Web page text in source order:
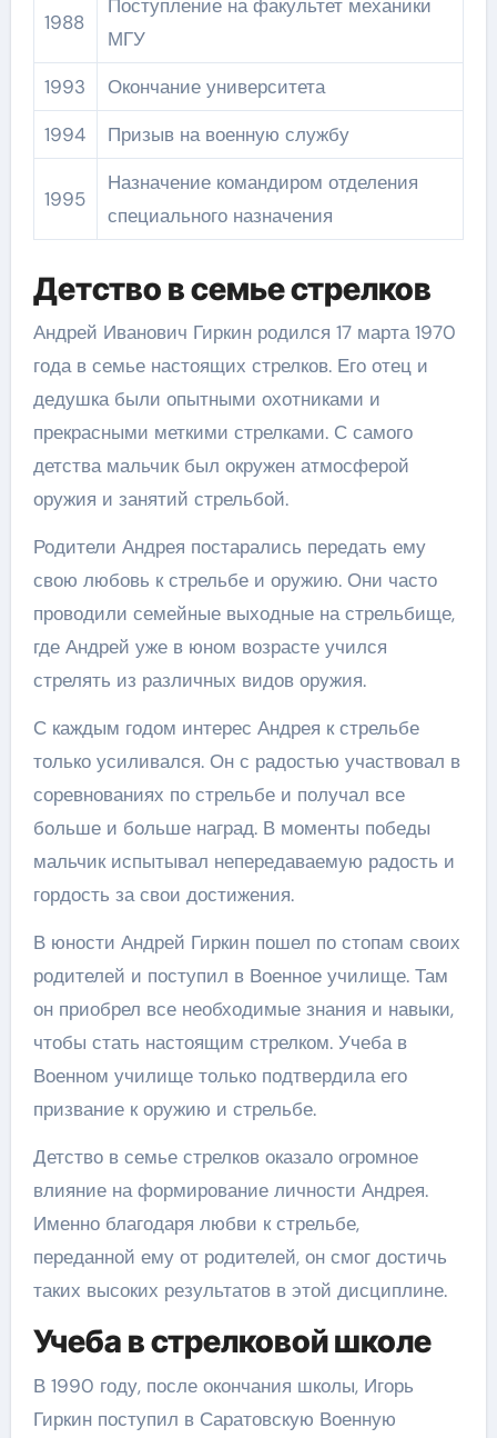
1988
Поступление на факультет механики
МГУ
1993
Окончание университета
1994
Призыв на военную службу
1995
Назначение командиром отделения
специального назначения
Детство в семье стрелков
Андрей Иванович Гиркин родился 17 марта 1970
года в семье настоящих стрелков. Его отец и
дедушка были опытными охотниками и
прекрасными меткими стрелками. С самого
детства мальчик был окружен атмосферой
оружия и занятий стрельбой.
Родители Андрея постарались передать ему
свою любовь к стрельбе и оружию. Они часто
проводили семейные выходные на стрельбище,
где Андрей уже в юном возрасте учился
стрелять из различных видов оружия.
С каждым годом интерес Андрея к стрельбе
только усиливался. Он с радостью участвовал в
соревнованиях по стрельбе и получал все
больше и больше наград. В моменты победы
мальчик испытывал непередаваемую радость и
гордость за свои достижения.
В юности Андрей Гиркин пошел по стопам своих
родителей и поступил в Военное училище. Там
он приобрел все необходимые знания и навыки,
чтобы стать настоящим стрелком. Учеба в
Военном училище только подтвердила его
призвание к оружию и стрельбе.
Детство в семье стрелков оказало огромное
влияние на формирование личности Андрея.
Именно благодаря любви к стрельбе,
переданной ему от родителей, он смог достичь
таких высоких результатов в этой дисциплине.
Учеба в стрелковой школе
В 1990 году, после окончания школы, Игорь
Гиркин поступил в Саратовскую Военную